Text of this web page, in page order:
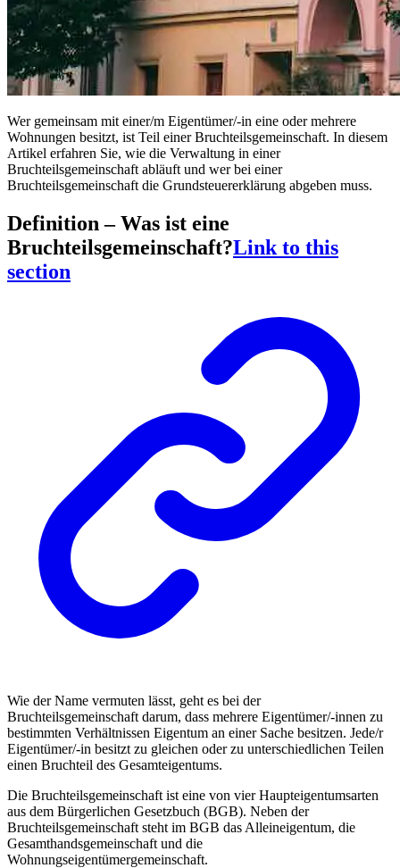
Wer gemeinsam mit einer/m Eigentümer/-in eine oder mehrere
Wohnungen besitzt, ist Teil einer Bruchteilsgemeinschaft. In diesem
Artikel erfahren Sie, wie die Verwaltung in einer
Bruchteilsgemeinschaft abläuft und wer bei einer
Bruchteilsgemeinschaft die Grundsteuererklärung abgeben muss.
Definition – Was ist eine
Bruchteilsgemeinschaft?Link to this
section
Wie der Name vermuten lässt, geht es bei der
Bruchteilsgemeinschaft darum, dass mehrere Eigentümer/-innen zu
bestimmten Verhältnissen Eigentum an einer Sache besitzen. Jede/r
Eigentümer/-in besitzt zu gleichen oder zu unterschiedlichen Teilen
einen Bruchteil des Gesamteigentums.
Die Bruchteilsgemeinschaft ist eine von vier Haupteigentumsarten
aus dem Bürgerlichen Gesetzbuch (BGB). Neben der
Bruchteilsgemeinschaft steht im BGB das Alleineigentum, die
Gesamthandsgemeinschaft und die
Wohnungseigentümergemeinschaft.